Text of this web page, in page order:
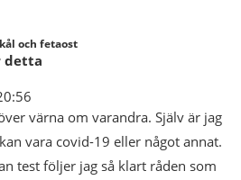
och fetaost
detta
värna om varandra. Själv är jag
vara covid-19 eller något annat.
test följer jag så klart råden som